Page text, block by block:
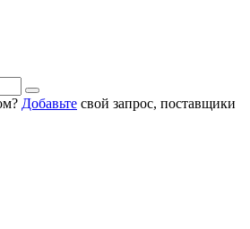
Добавьте свой запрос, поставщики